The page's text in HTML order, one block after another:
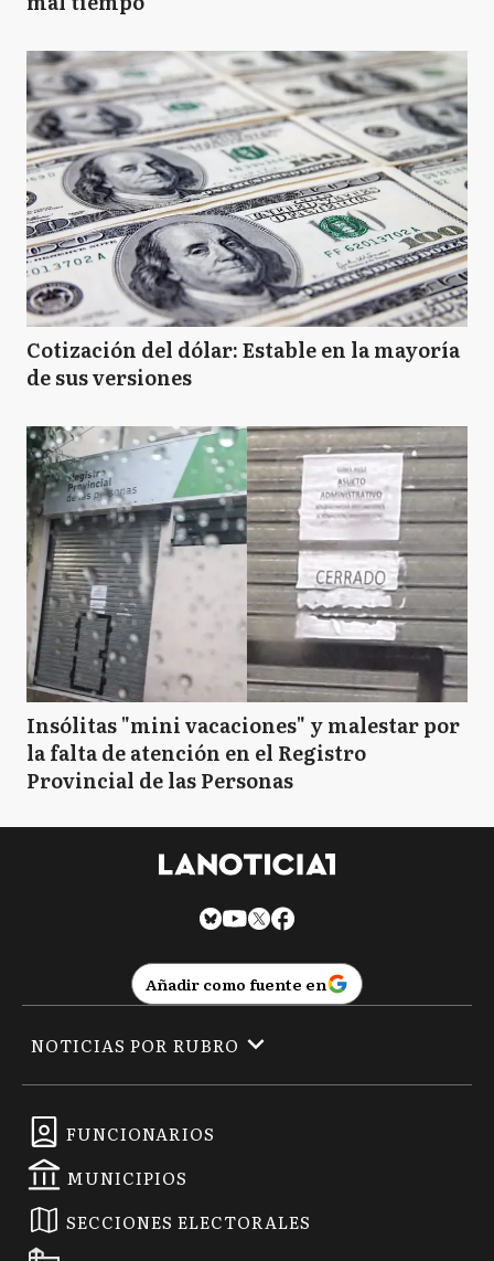
Cotización del dólar: Estable en la mayoría
de sus versiones
Insólitas "mini vacaciones" y malestar por
la falta de atención en el Registro
Provincial de las Personas
Añadir como fuente en
FUNCIONARIOS
MUNICIPIOS
SECCIONES ELECTORALES
NOTICIAS POR RUBRO